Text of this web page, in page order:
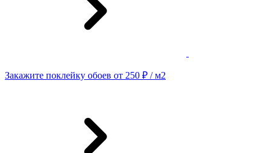
Закажите поклейку обоев от 250 ₽ / м2